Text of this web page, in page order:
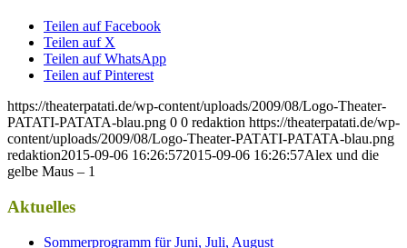
Teilen auf Facebook
Teilen auf X
Teilen auf WhatsApp
Teilen auf Pinterest
https://theaterpatati.de/wp-content/uploads/2009/08/Logo-Theater-
PATATI-PATATA-blau.png 0 0 redaktion https://theaterpatati.de/wp-
content/uploads/2009/08/Logo-Theater-PATATI-PATATA-blau.png
redaktion2015-09-06 16:26:572015-09-06 16:26:57Alex und die
gelbe Maus – 1
Aktuelles
Sommerprogramm für Juni, Juli, August